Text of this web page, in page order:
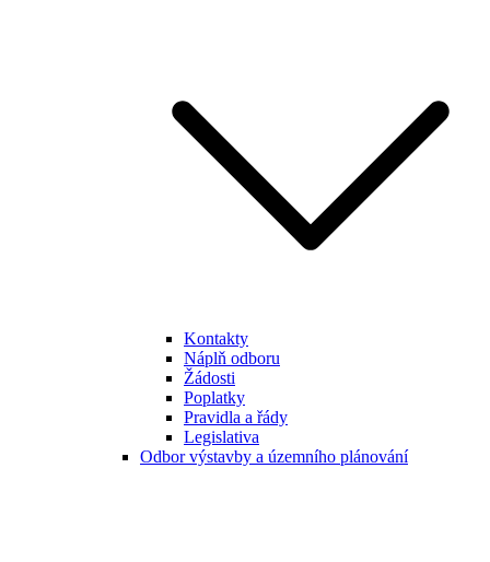
Kontakty
Náplň odboru
Žádosti
Poplatky
Pravidla a řády
Legislativa
Odbor výstavby a územního plánování